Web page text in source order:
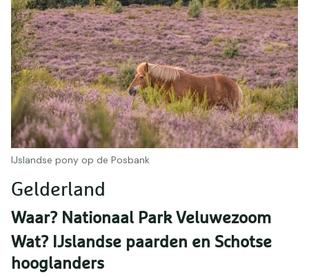
Gelderland
Waar? Nationaal Park Veluwezoom
Wat? IJslandse paarden en Schotse
hooglanders
IJslandse pony op de Posbank